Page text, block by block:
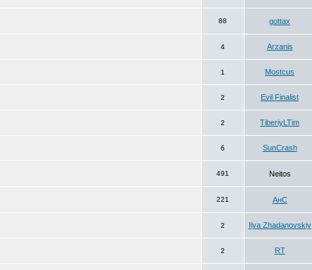
88 gottax
4 Arzanis
1 Mostcus
2 Evil Finalist
2 TiberiyLTim
6 SunCrash
491 Neitоs
221 АнС
2 Ilya Zhadanovskiy
2 RT